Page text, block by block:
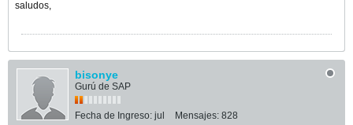
saludos,
bisonye
Gurú de SAP
Fecha de Ingreso: jul Mensajes: 828